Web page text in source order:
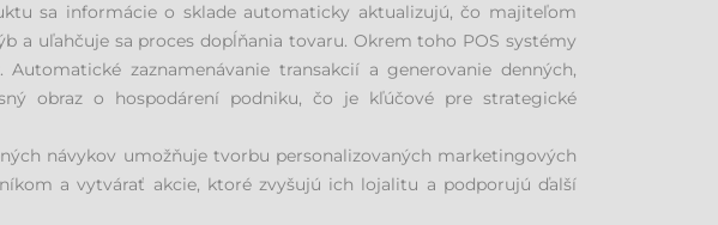
sa informácie o sklade automaticky aktualizujú, čo majiteľom
a uľahčuje sa proces dopĺňania tovaru. Okrem toho POS systémy
zaznamenávanie transakcií a generovanie denných,
obraz o hospodárení podniku, čo je kľúčové pre strategické
návykov umožňuje tvorbu personalizovaných marketingových
a vytvárať akcie, ktoré zvyšujú ich lojalitu a podporujú ďalší